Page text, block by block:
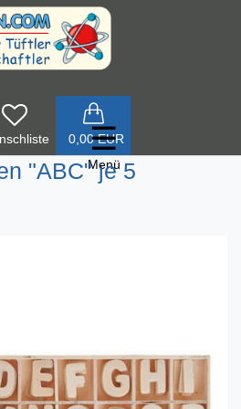
0,00 EUR
☰
Menü
"ABC" je 5